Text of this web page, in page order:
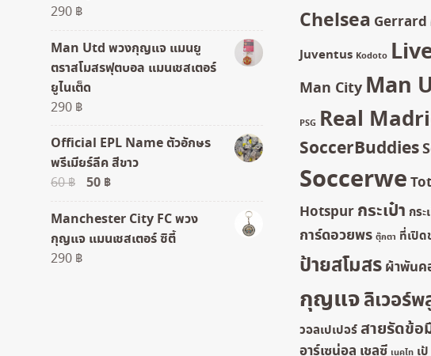
290 ฿
Man Utd พวงกุญแจ แมนยู
ตราสโมสรฟุตบอล แมนเชสเตอร์
ยูไนเต็ด
290 ฿
Official EPL Name ตัวอักษร
พรีเมียร์ลีค สีขาว
60฿
Original
was:
60 ฿.
50 ฿Current
is:
50 ฿.
Manchester City FC พวง
กุญแจ แมนเชสเตอร์ ซิตี้
290 ฿
Chelsea Gerrard
Juventus Kodoto
Man City Man
PSG Real
SoccerBuddies
Soccerwe
Hotspur กระเป๋า กร
การ์ดอวยพร ตุ๊กตา ที่เปิด
ป้ายสโมสร ผ้าพันค
กุญแจลิเวอร์พ
วอลเปเปอร์สายรัดข้อ
อาร์เซน่อล เชลซี เนคไท เป้